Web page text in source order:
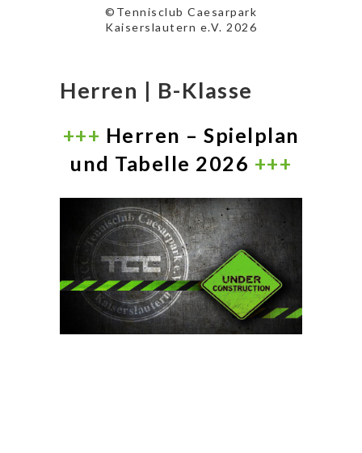
©Tennisclub Caesarpark
Kaiserslautern e.V. 2026
Herren | B-Klasse
+++ Herren – Spielplan
und Tabelle 2026 +++